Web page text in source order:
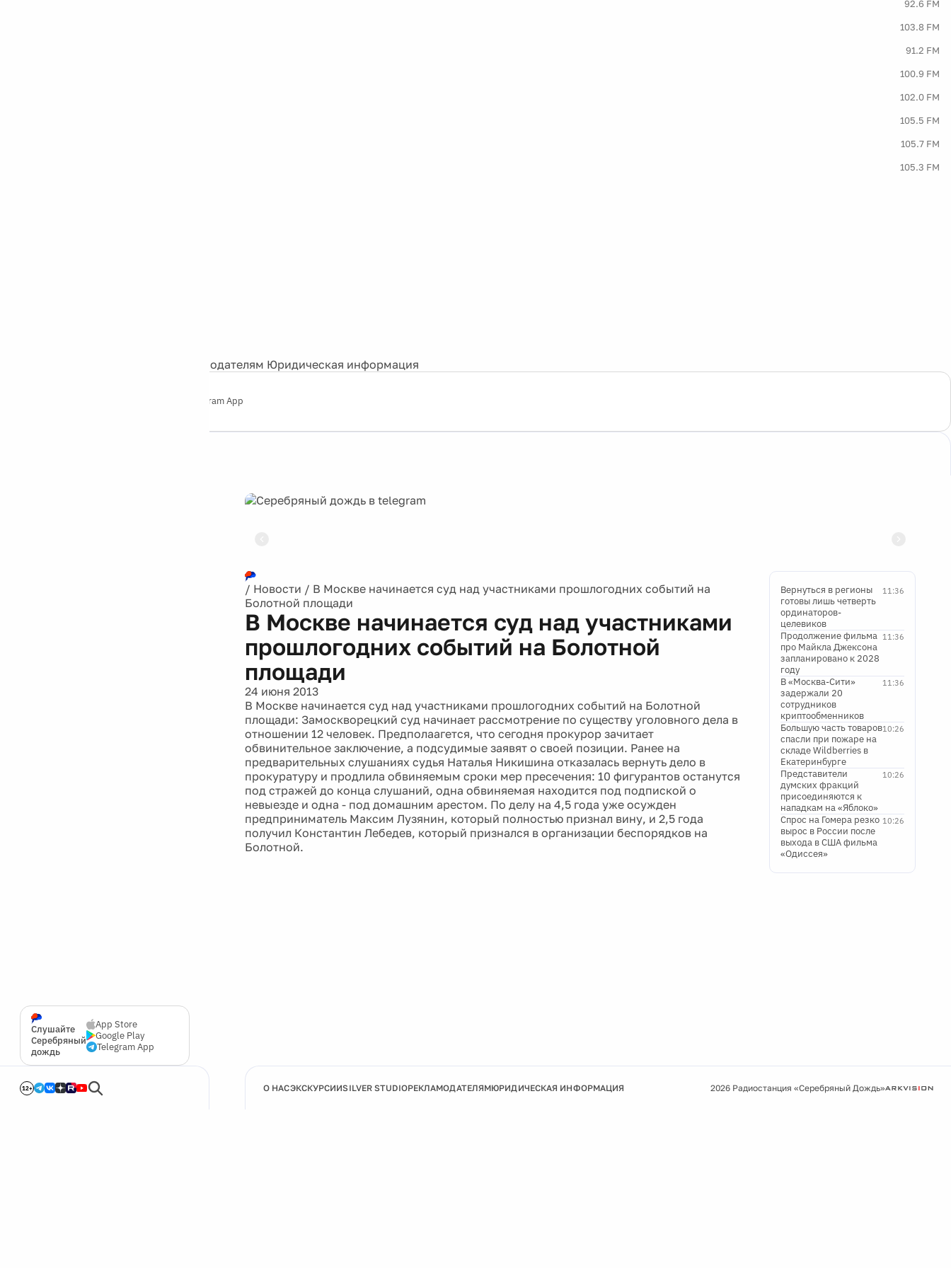
92.6 FM
103.8 FM
91.2 FM
100.9 FM
102.0 FM
105.5 FM
105.7 FM
105.3 FM
Рекламодателям Юридическая информация
Telegram App
Слушайте
Серебряный
дождь
App Store
Google Play
Telegram App
12+
/ Новости / В Москве начинается суд над участниками прошлогодних событий на
Болотной площади
В Москве начинается суд над участниками
прошлогодних событий на Болотной
площади
24 июня 2013
В Москве начинается суд над участниками прошлогодних событий на Болотной
площади: Замоскворецкий суд начинает рассмотрение по существу уголовного дела в
отношении 12 человек. Предполаагется, что сегодня прокурор зачитает
обвинительное заключение, а подсудимые заявят о своей позиции. Ранее на
предварительных слушаниях судья Наталья Никишина отказалась вернуть дело в
прокуратуру и продлила обвиняемым сроки мер пресечения: 10 фигурантов останутся
под стражей до конца слушаний, одна обвиняемая находится под подпиской о
невыезде и одна - под домашним арестом. По делу на 4,5 года уже осужден
предприниматель Максим Лузянин, который полностью признал вину, и 2,5 года
получил Константин Лебедев, который признался в организации беспорядков на
Болотной.
11:36
Вернуться в регионы
готовы лишь четверть
ординаторов-
целевиков
11:36
Продолжение фильма
про Майкла Джексона
запланировано к 2028
году
11:36
В «Москва-Сити»
задержали 20
сотрудников
криптообменников
10:26
Большую часть товаров
спасли при пожаре на
складе Wildberries в
Екатеринбурге
10:26
Представители
думских фракций
присоединяются к
нападкам на «Яблоко»
10:26
Спрос на Гомера резко
вырос в России после
выхода в США фильма
«Одиссея»
О НАСЭКСКУРСИИSILVER STUDIOРЕКЛАМОДАТЕЛЯМЮРИДИЧЕСКАЯ ИНФОРМАЦИЯ 2026 Радиостанция «Серебряный Дождь»